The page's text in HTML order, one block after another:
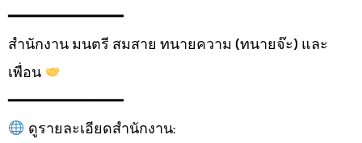
━━━━━━━━━━━━━
สำนักงาน มนตรี สมสาย ทนายความ (ทนายจ๊ะ) และ
เพื่อน
━━━━━━━━━━━━━
ดูรายละเอียดสำนักงาน: